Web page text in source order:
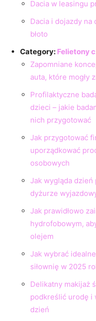
Dacia w leasingu
Dacia i dojazdy na
błoto
Category: Felietony
Zapomniane
auta, które mogły
Profilaktyczne
dzieci – jakie
nich przygotować
Jak przygotować
uporządkować
osobowych
Jak wygląda
dyżurze
Jak prawidłowo
hydrofobowym,
olejem
Jak wybrać
siłownię w 2025
Delikatny makijaż
podkreślić urodę i
dzień